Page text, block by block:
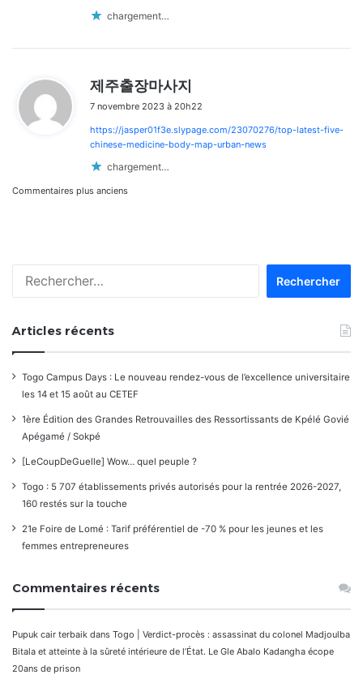
chargement…
제주출장마사지
t
:
7 novembre 2023 à 20h22
https://jasper01f3e.slypage.com/23070276/top-latest-five-
chinese-medicine-body-map-urban-news
chargement…
Navigation
commentaires
Commentaires plus anciens
Articles récents
Togo Campus Days : Le nouveau rendez-vous de l’excellence universitaire
les 14 et 15 août au CETEF
1ère Édition des Grandes Retrouvailles des Ressortissants de Kpélé Govié
Apégamé / Sokpé
[LeCoupDeGuelle] Wow… quel peuple ?
Togo : 5 707 établissements privés autorisés pour la rentrée 2026-2027,
160 restés sur la touche
21e Foire de Lomé : Tarif préférentiel de -70 % pour les jeunes et les
femmes entrepreneures
Commentaires récents
Pupuk cair terbaik dans Togo | Verdict-procès : assassinat du colonel Madjoulba
Bitala et atteinte à la sûreté intérieure de l’État. Le Gle Abalo Kadangha écope
20ans de prison